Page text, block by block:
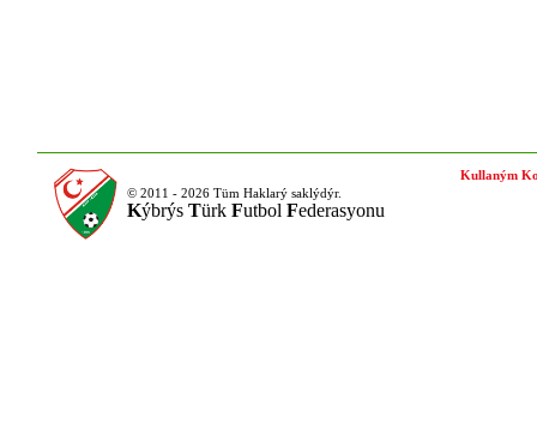
© 2011 - 2026 Tüm Haklarý saklýdýr.
Kýbrýs Türk Futbol Federasyonu
Kullaným